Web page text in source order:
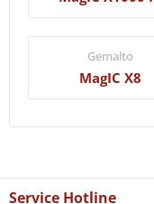
Gemalto
MagIC X8
Service Hotline